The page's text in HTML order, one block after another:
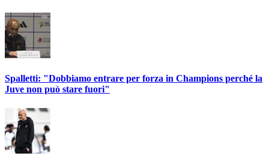
Spalletti: "Dobbiamo entrare per forza in Champions perché la
Juve non può stare fuori"